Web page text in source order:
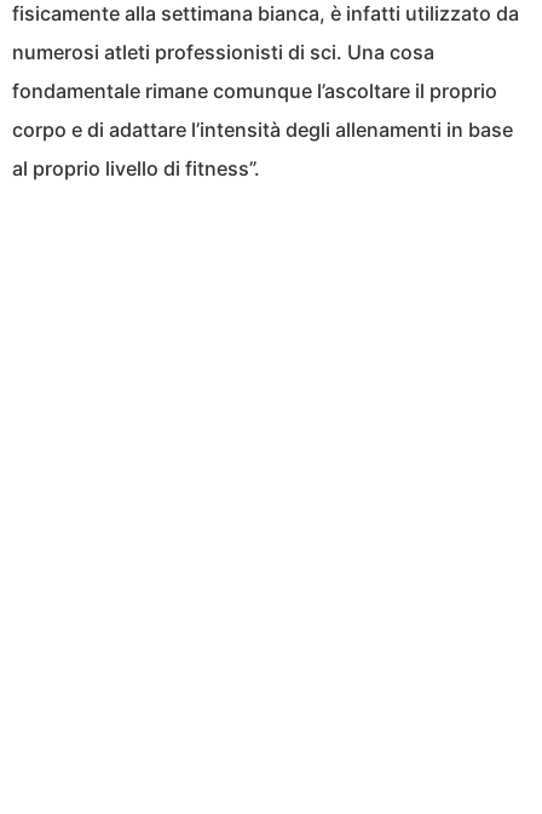
fisicamente alla settimana bianca, è infatti utilizzato da
numerosi atleti professionisti di sci. Una cosa
fondamentale rimane comunque l’ascoltare il proprio
corpo e di adattare l’intensità degli allenamenti in base
al proprio livello di fitness”.